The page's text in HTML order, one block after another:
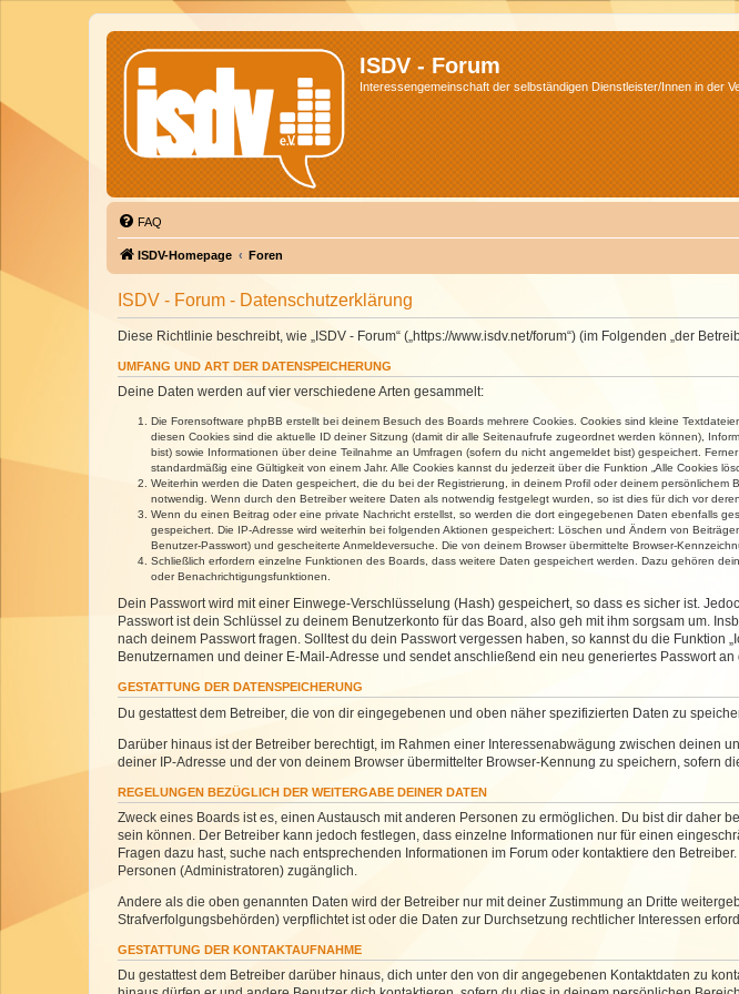
ISDV - Forum
Interessengemeinschaft der selbständigen Dienstleister/Innen in der
FAQ
ISDV-Homepage Foren
ISDV - Forum - Datenschutzerklärung
Diese Richtlinie beschreibt, wie „ISDV - Forum“ („https://www.isdv.net/forum“) (im Folgenden „der
UMFANG UND ART DER DATENSPEICHERUNG
Deine Daten werden auf vier verschiedene Arten gesammelt:
Die Forensoftware phpBB erstellt bei deinem Besuch des Boards mehrere Cookies. Cookies sind kleine
diesen Cookies sind die aktuelle ID deiner Sitzung (damit dir alle Seitenaufrufe zugeordnet werden können),
bist) sowie Informationen über deine Teilnahme an Umfragen (sofern du nicht angemeldet bist) gespeichert.
standardmäßig eine Gültigkeit von einem Jahr. Alle Cookies kannst du jederzeit über die Funktion „Alle Cookies
Weiterhin werden die Daten gespeichert, die du bei der Registrierung, in deinem Profil oder deinem
notwendig. Wenn durch den Betreiber weitere Daten als notwendig festgelegt wurden, so ist dies für dich vor
Wenn du einen Beitrag oder eine private Nachricht erstellst, so werden die dort eingegebenen Daten ebenfalls
gespeichert. Die IP-Adresse wird weiterhin bei folgenden Aktionen gespeichert: Löschen und Ändern von
Benutzer-Passwort) und gescheiterte Anmeldeversuche. Die von deinem Browser übermittelte Browser-
Schließlich erfordern einzelne Funktionen des Boards, dass weitere Daten gespeichert werden. Dazu gehören
oder Benachrichtigungsfunktionen.
Dein Passwort wird mit einer Einwege-Verschlüsselung (Hash) gespeichert, so dass es sicher ist.
Passwort ist dein Schlüssel zu deinem Benutzerkonto für das Board, also geh mit ihm sorgsam um.
nach deinem Passwort fragen. Solltest du dein Passwort vergessen haben, so kannst du die
Benutzernamen und deiner E-Mail-Adresse und sendet anschließend ein neu generiertes Passwort
GESTATTUNG DER DATENSPEICHERUNG
Du gestattest dem Betreiber, die von dir eingegebenen und oben näher spezifizierten Daten zu
Darüber hinaus ist der Betreiber berechtigt, im Rahmen einer Interessenabwägung zwischen deinen
deiner IP-Adresse und der von deinem Browser übermittelter Browser-Kennung zu speichern, sofern
REGELUNGEN BEZÜGLICH DER WEITERGABE DEINER DATEN
Zweck eines Boards ist es, einen Austausch mit anderen Personen zu ermöglichen. Du bist dir daher
sein können. Der Betreiber kann jedoch festlegen, dass einzelne Informationen nur für einen
Fragen dazu hast, suche nach entsprechenden Informationen im Forum oder kontaktiere den
Personen (Administratoren) zugänglich.
Andere als die oben genannten Daten wird der Betreiber nur mit deiner Zustimmung an Dritte
Strafverfolgungsbehörden) verpflichtet ist oder die Daten zur Durchsetzung rechtlicher Interessen
GESTATTUNG DER KONTAKTAUFNAHME
Du gestattest dem Betreiber darüber hinaus, dich unter den von dir angegebenen Kontaktdaten zu